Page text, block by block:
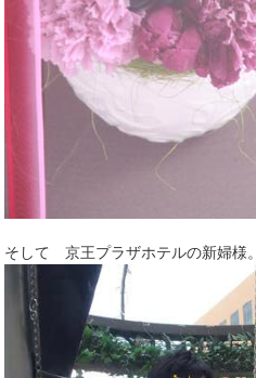
そして 京王プラザホテルの新婦様。